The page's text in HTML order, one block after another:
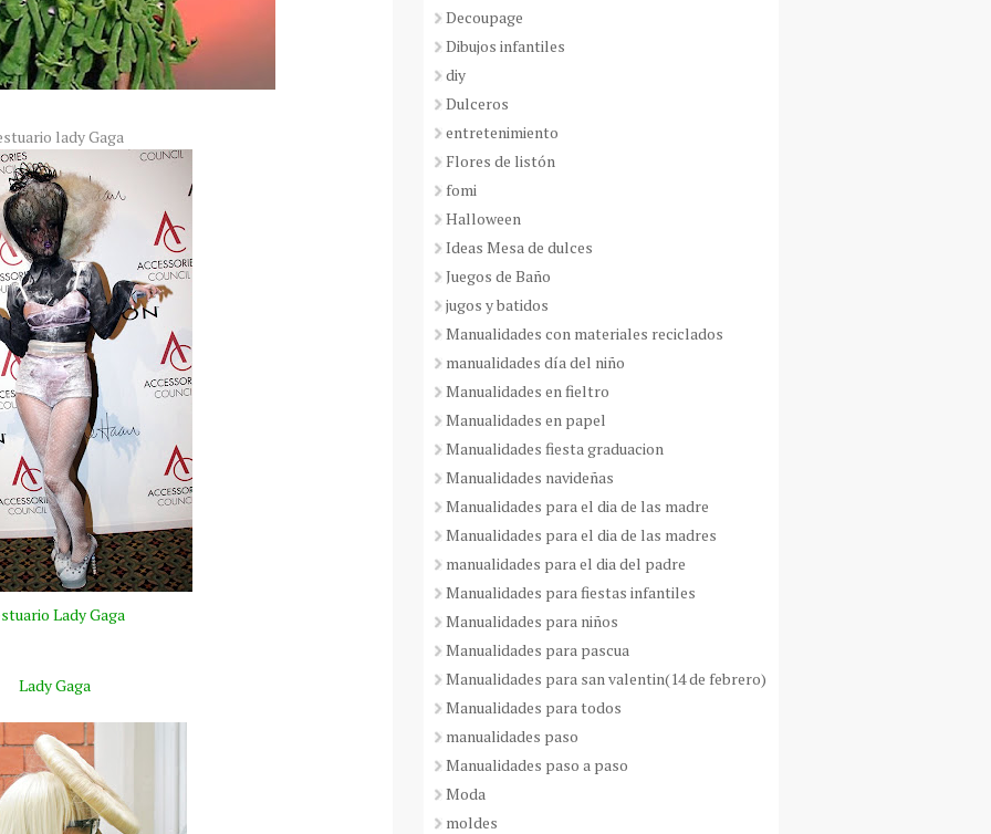
lady Gaga
Lady Gaga
Lady Gaga
Decoupage
Dibujos infantiles
diy
Dulceros
entretenimiento
Flores de listón
fomi
Halloween
Ideas Mesa de dulces
Juegos de Baño
jugos y batidos
Manualidades con materiales reciclados
manualidades día del niño
Manualidades en fieltro
Manualidades en papel
Manualidades fiesta graduacion
Manualidades navideñas
Manualidades para el dia de las madre
Manualidades para el dia de las madres
manualidades para el dia del padre
Manualidades para fiestas infantiles
Manualidades para niños
Manualidades para pascua
Manualidades para san valentin(14 de febrero)
Manualidades para todos
manualidades paso
Manualidades paso a paso
Moda
moldes